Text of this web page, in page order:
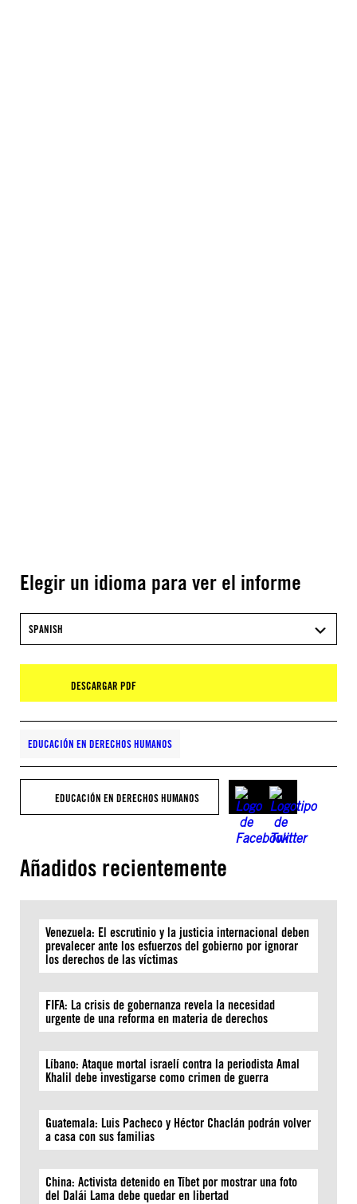
Elegir un idioma para ver el informe
SPANISH
DESCARGAR PDF
EDUCACIÓN EN DERECHOS HUMANOS
EDUCACIÓN EN DERECHOS HUMANOS
Añadidos recientemente
Venezuela: El escrutinio y la justicia internacional deben
prevalecer ante los esfuerzos del gobierno por ignorar
los derechos de las víctimas
FIFA: La crisis de gobernanza revela la necesidad
urgente de una reforma en materia de derechos
Líbano: Ataque mortal israelí contra la periodista Amal
Khalil debe investigarse como crimen de guerra
Guatemala: Luis Pacheco y Héctor Chaclán podrán volver
a casa con sus familias
China: Activista detenido en Tíbet por mostrar una foto
del Dalái Lama debe quedar en libertad